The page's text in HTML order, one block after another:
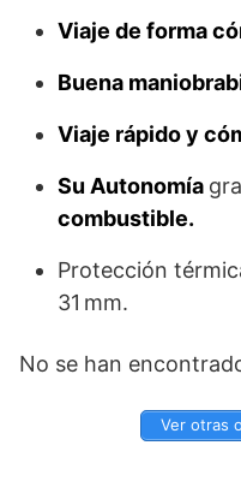
Viaje de forma
Buena
Viaje rápido y
Su Autonomía
combustible.
Protección
31 mm.
No se han
Ver otras